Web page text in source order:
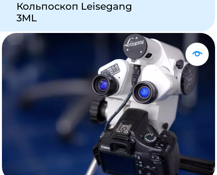
Кольпоскоп Leisegang
3ML